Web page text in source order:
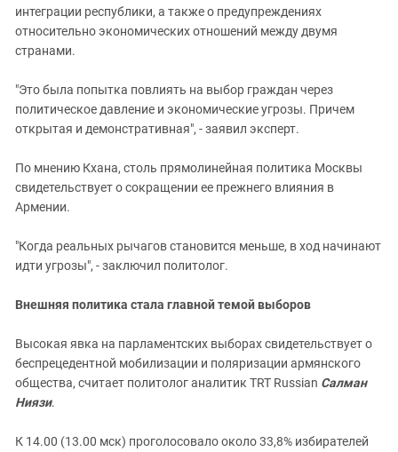
интеграции республики, а также о предупреждениях
относительно экономических отношений между двумя
странами.
"Это была попытка повлиять на выбор граждан через
политическое давление и экономические угрозы. Причем
открытая и демонстративная", - заявил эксперт.
По мнению Кхана, столь прямолинейная политика Москвы
свидетельствует о сокращении ее прежнего влияния в
Армении.
"Когда реальных рычагов становится меньше, в ход начинают
идти угрозы", - заключил политолог.
Внешняя политика стала главной темой выборов
Высокая явка на парламентских выборах свидетельствует о
беспрецедентной мобилизации и поляризации армянского
общества, считает политолог аналитик TRT Russian Салман
Ниязи.
К 14.00 (13.00 мск) проголосовало около 33,8% избирателей